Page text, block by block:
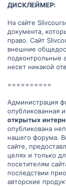
ДИСКЛЕЙМЕР:
На сайте
документа,
право. Сайт
внешние
подконтрольные
несет никакой
==========
Администрация
опубликованная
открытых
опубликована
нашего форума.
сайте,
целях и только
посетителям
последствии
авторские